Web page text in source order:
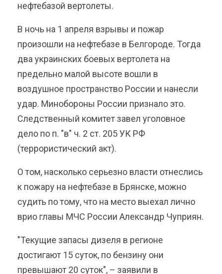
нефтебазой вертолеты.
В ночь на 1 апреля взрывы и пожар
произошли на нефтебазе в Белгороде. Тогда
два украинских боевых вертолета на
предельно малой высоте вошли в
воздушное пространство России и нанесли
удар. Минобороны России признало это.
Следственный комитет завел уголовное
дело по п. "в" ч. 2 ст. 205 УК РФ
(террористический акт).
О том, насколько серьезно власти отнеслись
к пожару на нефтебазе в Брянске, можно
судить по тому, что на место выехал лично
врио главы МЧС России Александр Чуприян.
"Текущие запасы дизеля в регионе
достигают 15 суток, по бензину они
превышают 20 суток", – заявили в